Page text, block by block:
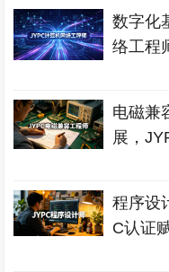
数字化
络工程
电磁兼
展，
程序设
C认证